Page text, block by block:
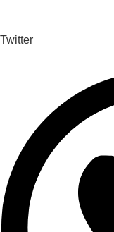
Twitter